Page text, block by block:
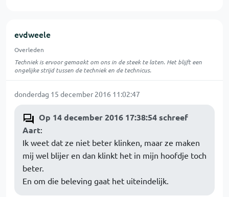
evdweele
Overleden
Techniek is ervoor gemaakt om ons in de steek te laten. Het blijft een
ongelijke strijd tussen de techniek en de technicus.
donderdag 15 december 2016 11:02:47
Op 14 december 2016 17:38:54 schreef
Aart:
Ik weet dat ze niet beter klinken, maar ze maken
mij wel blijer en dan klinkt het in mijn hoofdje toch
beter.
En om die beleving gaat het uiteindelijk.